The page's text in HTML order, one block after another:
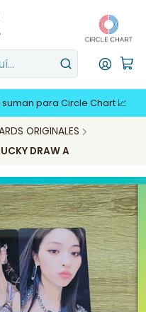
para Circle Chart 📈
ORIGINALES
DRAW A